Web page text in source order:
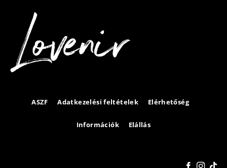
ASZF Adatkezelési feltételek Elérhetőség
Információk Elállás